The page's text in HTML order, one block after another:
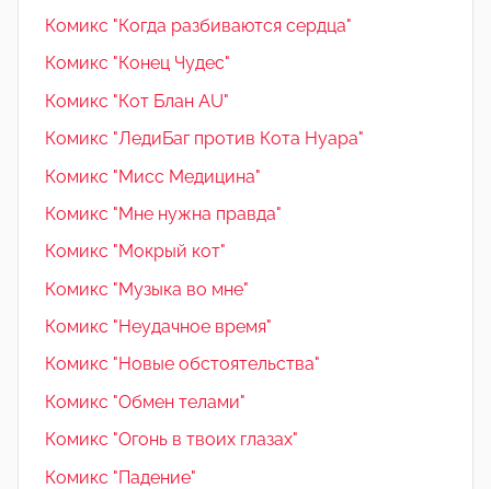
Комикс "Когда разбиваются сердца"
Комикс "Конец Чудес"
Комикс "Кот Блан AU"
Комикс "ЛедиБаг против Кота Нуара"
Комикс "Мисс Медицина"
Комикс "Мне нужна правда"
Комикс "Мокрый кот"
Комикс "Музыка во мне"
Комикс "Неудачное время"
Комикс "Новые обстоятельства"
Комикс "Обмен телами"
Комикс "Огонь в твоих глазах"
Комикс "Падение"